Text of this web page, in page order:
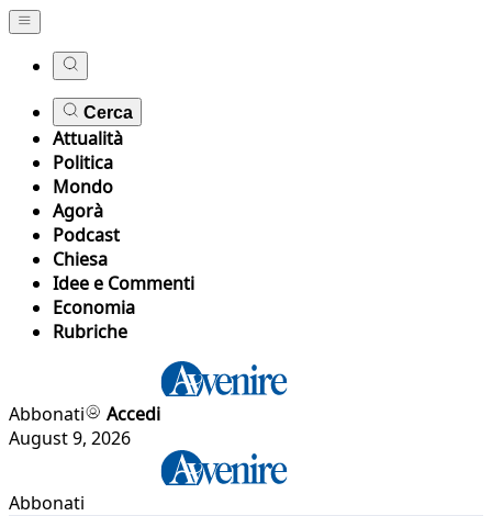
Cerca
Attualità
Politica
Mondo
Agorà
Podcast
Chiesa
Idee e Commenti
Economia
Rubriche
Abbonati
Accedi
August 9, 2026
Abbonati